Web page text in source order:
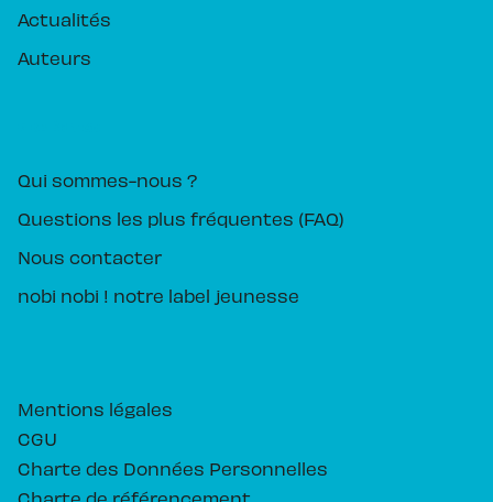
Actualités
Auteurs
Qui sommes-nous ?
Questions les plus fréquentes (FAQ)
Nous contacter
nobi nobi ! notre label jeunesse
Mentions légales
CGU
Charte des Données Personnelles